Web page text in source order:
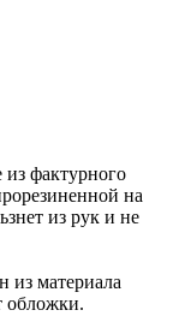
фактурного
на
из рук и не
из материала
обложки.